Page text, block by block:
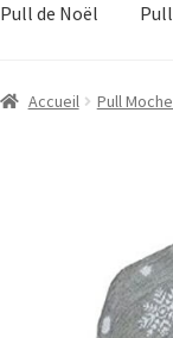
Pull de Noël
Accueil Pull